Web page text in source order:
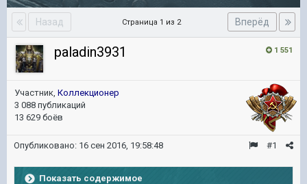
Назад Вперёд
Страница 1 из 2
1 551
paladin3931
Участник, Коллекционер
3 088 публикаций
13 629 боёв
#1
Опубликовано: 16 сен 2016, 19:58:48
Показать содержимое